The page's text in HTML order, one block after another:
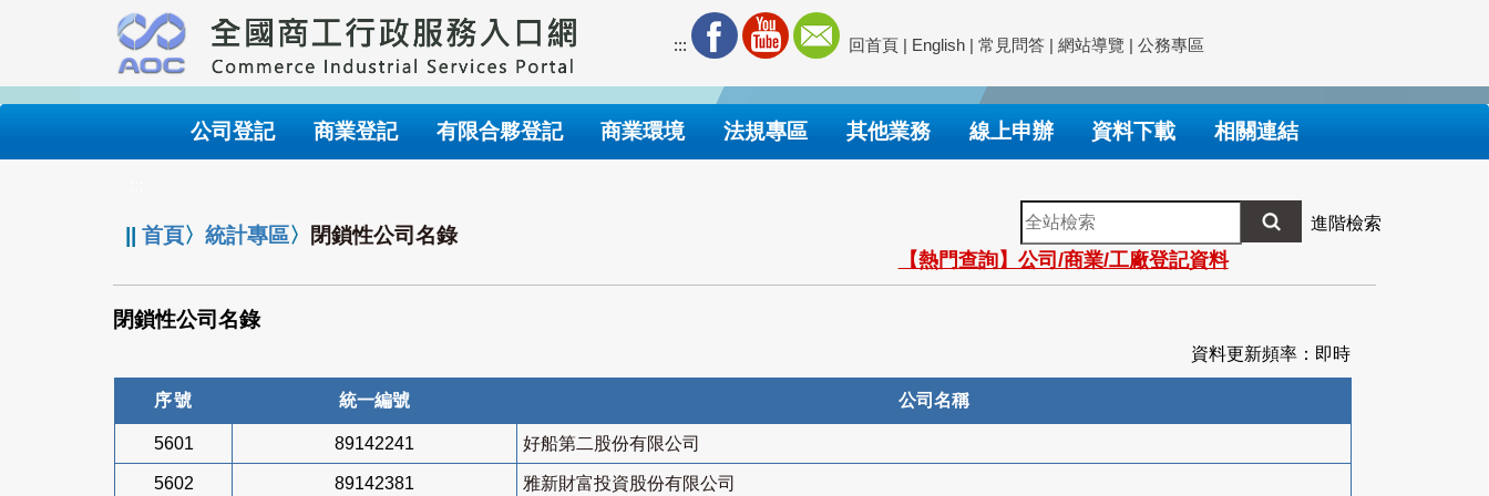
要
內
::: 回首頁 | English | 常見問答 | 網站導覽 | 公務專區
公司登記 商業登記 有限合夥登記 商業環境 法規專區 其他業務 線上申辦 資料下載 相關連結
||首頁〉統計專區〉 閉鎖性公司名錄
全
站
檢
索
進階檢索
【熱門查詢】公司/商業/工廠登記資料
閉鎖性公司名錄
資料更新頻率：即時
序號 統一編號 公司名稱
5601 89142241 好船第二股份有限公司
5602 89142381 雅新財富投資股份有限公司